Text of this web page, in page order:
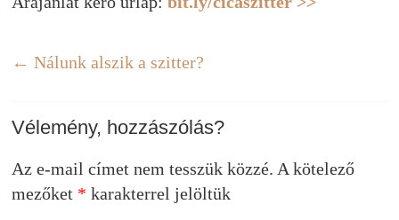
← Nálunk alszik a szitter?
Vélemény, hozzászólás?
Az e-mail címet nem tesszük közzé. A kötelező
mezőket * karakterrel jelöltük